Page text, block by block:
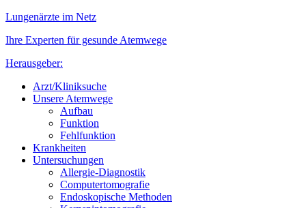
Lungenärzte im Netz
Ihre Experten für gesunde Atemwege
Herausgeber:
Arzt/Kliniksuche
Unsere Atemwege
Aufbau
Funktion
Fehlfunktion
Krankheiten
Untersuchungen
Allergie-Diagnostik
Computertomografie
Endoskopische Methoden